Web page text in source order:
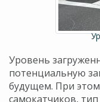
Уровень
потенциальную
будущем. При
самокатчиков,